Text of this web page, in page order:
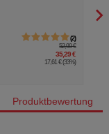
2
52,90 €
35,29 €
17,61 € (33%)
Produktbewertung